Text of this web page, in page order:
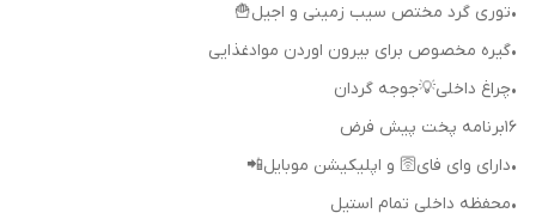
•توری گرد مختص سیب زمینی و اجیل🍟
•گیره مخصوص برای بیرون اوردن موادغذایی
•چراغ داخلی💡جوجه گردان
۱۶برنامه پخت پیش فرض
•دارای وای فای🛜 و اپلیکیشن موبایل📲
•محفظه داخلی تمام استیل